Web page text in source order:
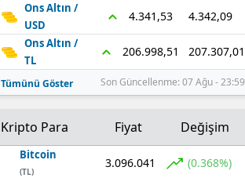
Ons Altın /
USD
4.341,53 4.342,09
Ons Altın /
TL
206.998,51 207.307,01
Tümünü Göster Son Güncellenme: 07 Ağu - 23:59
Kripto Para Fiyat Değişim
Bitcoin
(TL)
3.096.041 (0.368%)